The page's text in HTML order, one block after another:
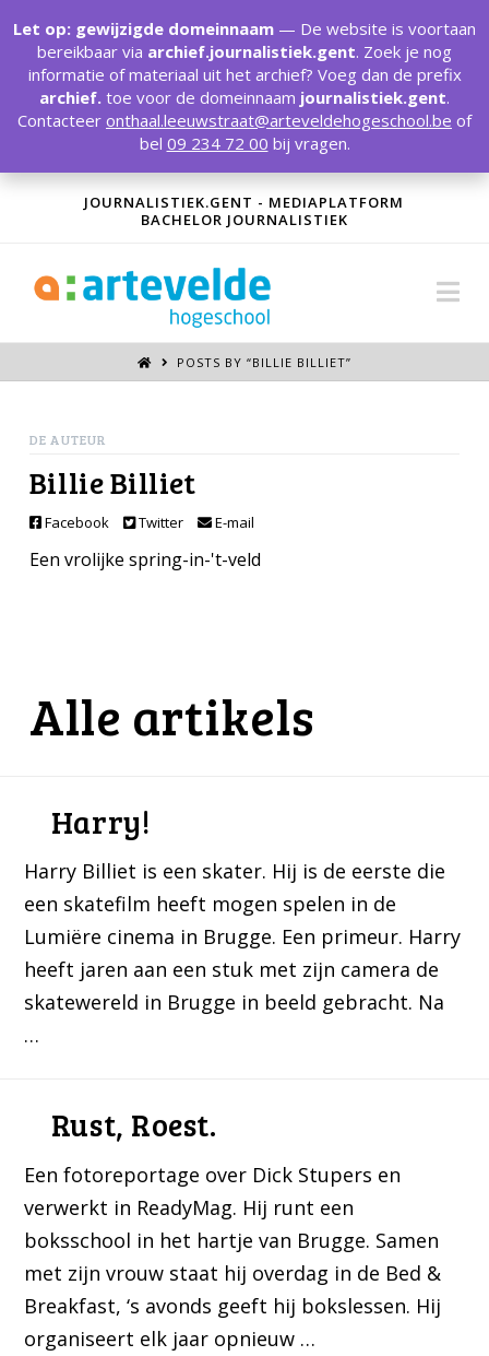
JOURNALISTIEK.GENT - MEDIAPLATFORM
BACHELOR JOURNALISTIEK
POSTS BY “BILLIE BILLIET”
DE AUTEUR
Billie Billiet
Facebook Twitter E-mail
Een vrolijke spring-in-'t-veld
Alle artikels
Harry!
Harry Billiet is een skater. Hij is de eerste die
een skatefilm heeft mogen spelen in de
Lumiëre cinema in Brugge. Een primeur. Harry
heeft jaren aan een stuk met zijn camera de
skatewereld in Brugge in beeld gebracht. Na
…
Rust, Roest.
Een fotoreportage over Dick Stupers en
verwerkt in ReadyMag. Hij runt een
boksschool in het hartje van Brugge. Samen
met zijn vrouw staat hij overdag in de Bed &
Breakfast, ‘s avonds geeft hij bokslessen. Hij
organiseert elk jaar opnieuw …
Let op: gewijzigde domeinnaam — De website is voortaan
bereikbaar via archief.journalistiek.gent. Zoek je nog
informatie of materiaal uit het archief? Voeg dan de prefix
archief. toe voor de domeinnaam journalistiek.gent.
Contacteer onthaal.leeuwstraat@arteveldehogeschool.be of
bel 09 234 72 00 bij vragen.